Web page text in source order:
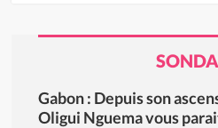
Gabon : Depuis son
Oligui Nguema vous